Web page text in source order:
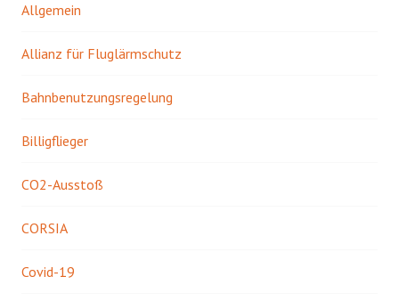
Allgemein
Allianz für Fluglärmschutz
Bahnbenutzungsregelung
Billigflieger
CO2-Ausstoß
CORSIA
Covid-19